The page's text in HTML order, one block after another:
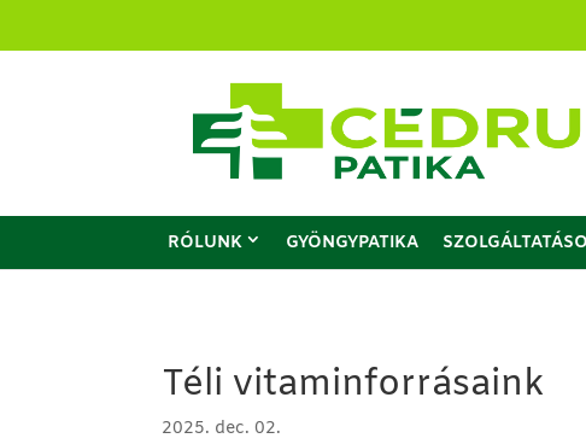
RÓLUNK GYÖNGYPATIKA
Téli vitaminforrásaink
2025. dec. 02.